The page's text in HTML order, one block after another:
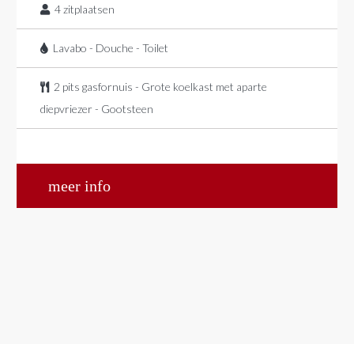
4zitplaatsen
Lavabo - Douche - Toilet
2 pits gasfornuis - Grote koelkast met aparte
diepvriezer - Gootsteen
meer info